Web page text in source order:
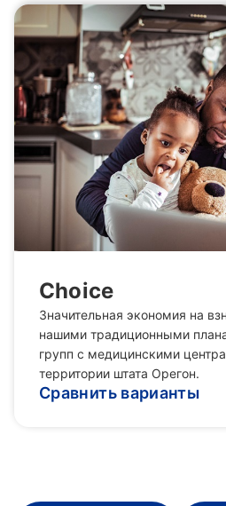
Choice
Значительная экономия на
нашими традиционными
групп с медицинскими
территории штата Орегон.
Сравнить варианты